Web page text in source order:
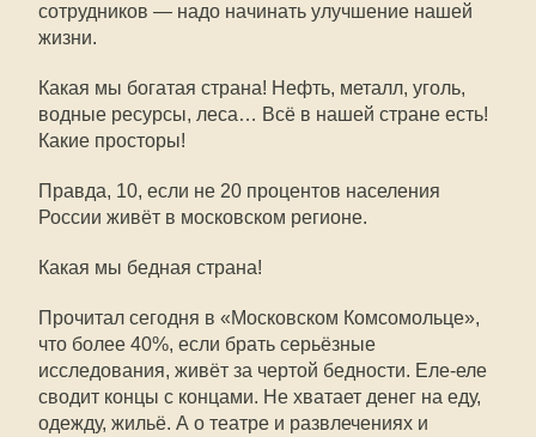
сотрудников — надо начинать улучшение нашей
жизни.
Какая мы богатая страна! Нефть, металл, уголь,
водные ресурсы, леса… Всё в нашей стране есть!
Какие просторы!
Правда, 10, если не 20 процентов населения
России живёт в московском регионе.
Какая мы бедная страна!
Прочитал сегодня в «Московском Комсомольце»,
что более 40%, если брать серьёзные
исследования, живёт за чертой бедности. Еле-еле
сводит концы с концами. Не хватает денег на еду,
одежду, жильё. А о театре и развлечениях и